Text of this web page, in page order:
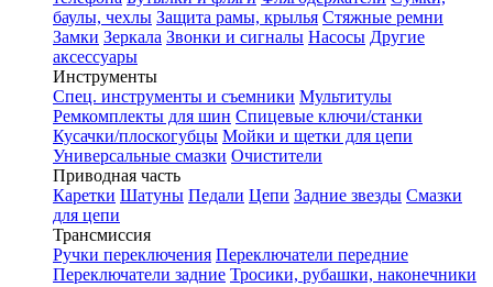
баулы, чехлы Защита рамы, крылья Стяжные ремни
Замки Зеркала Звонки и сигналы Насосы Другие
аксессуары
Инструменты
Спец. инструменты и съемники Мультитулы
Ремкомплекты для шин Спицевые ключи/станки
Кусачки/плоскогубцы Мойки и щетки для цепи
Универсальные смазки Очистители
Приводная часть
Каретки Шатуны Педали Цепи Задние звезды Смазки
для цепи
Трансмиссия
Ручки переключения Переключатели передние
Переключатели задние Тросики, рубашки, наконечники